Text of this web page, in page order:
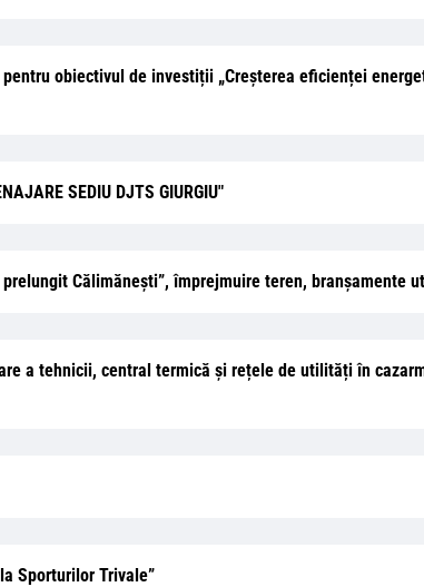
obiectivul de investiții „Creșterea eficienței
SEDIU DJTS GIURGIU"
prelungit Călimănești”, împrejmuire teren, branșamente
a tehnicii, central termică și rețele de utilități în
Sporturilor Trivale”